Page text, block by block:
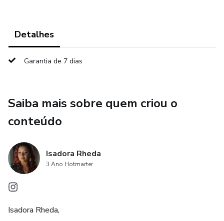
Detalhes
Garantia de 7 dias
Saiba mais sobre quem criou o
conteúdo
Isadora Rheda
3 Ano Hotmarter
Isadora Rheda,